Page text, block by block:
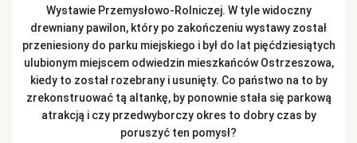
Wystawie Przemysłowo-Rolniczej. W tyle widoczny
drewniany pawilon, który po zakończeniu wystawy został
przeniesiony do parku miejskiego i był do lat pięćdziesiątych
ulubionym miejscem odwiedzin mieszkańców Ostrzeszowa,
kiedy to został rozebrany i usunięty. Co państwo na to by
zrekonstruować tą altankę, by ponownie stała się parkową
atrakcją i czy przedwyborczy okres to dobry czas by
poruszyć ten pomysł?